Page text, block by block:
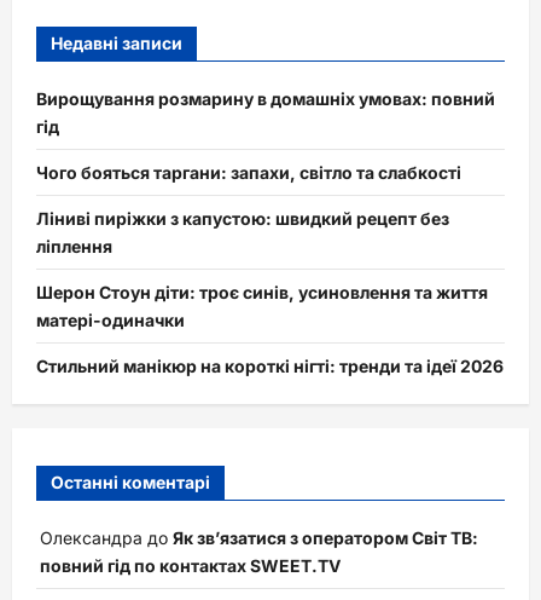
Недавні записи
Вирощування розмарину в домашніх умовах: повний
гід
Чого бояться таргани: запахи, світло та слабкості
Ліниві пиріжки з капустою: швидкий рецепт без
ліплення
Шерон Стоун діти: троє синів, усиновлення та життя
матері-одиначки
Стильний манікюр на короткі нігті: тренди та ідеї 2026
Останні коментарі
Олександра до Як зв’язатися з оператором Світ ТВ:
повний гід по контактах SWEET.TV